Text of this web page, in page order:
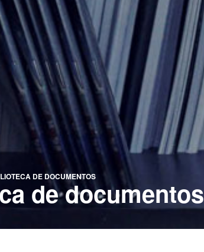
DE DOCUMENTOS
de documentos